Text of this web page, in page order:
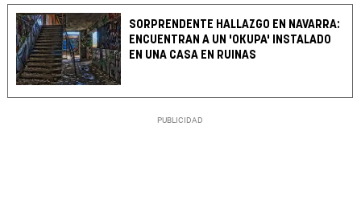
SORPRENDENTE HALLAZGO EN NAVARRA:
ENCUENTRAN A UN 'OKUPA' INSTALADO
EN UNA CASA EN RUINAS